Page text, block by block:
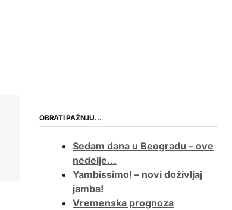
OBRATI PAŽNJU…
Sedam dana u Beogradu – ove
nedelje…
Yambissimo! – novi doživljaj
jamba!
Vremenska prognoza